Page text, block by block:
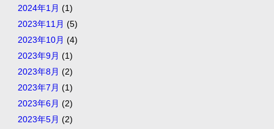
2024年1月 (1)
2023年11月 (5)
2023年10月 (4)
2023年9月 (1)
2023年8月 (2)
2023年7月 (1)
2023年6月 (2)
2023年5月 (2)